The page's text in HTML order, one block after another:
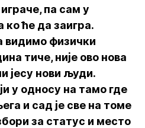
па сам у
ко ће да заигра.
видимо физички
тиче, није ово нова
јесу нови људи.
у односу на тамо где
и сад је све на томе
за статус и место